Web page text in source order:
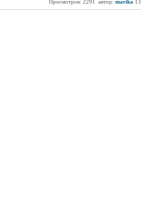
Просмотров: 2291 автор: marika